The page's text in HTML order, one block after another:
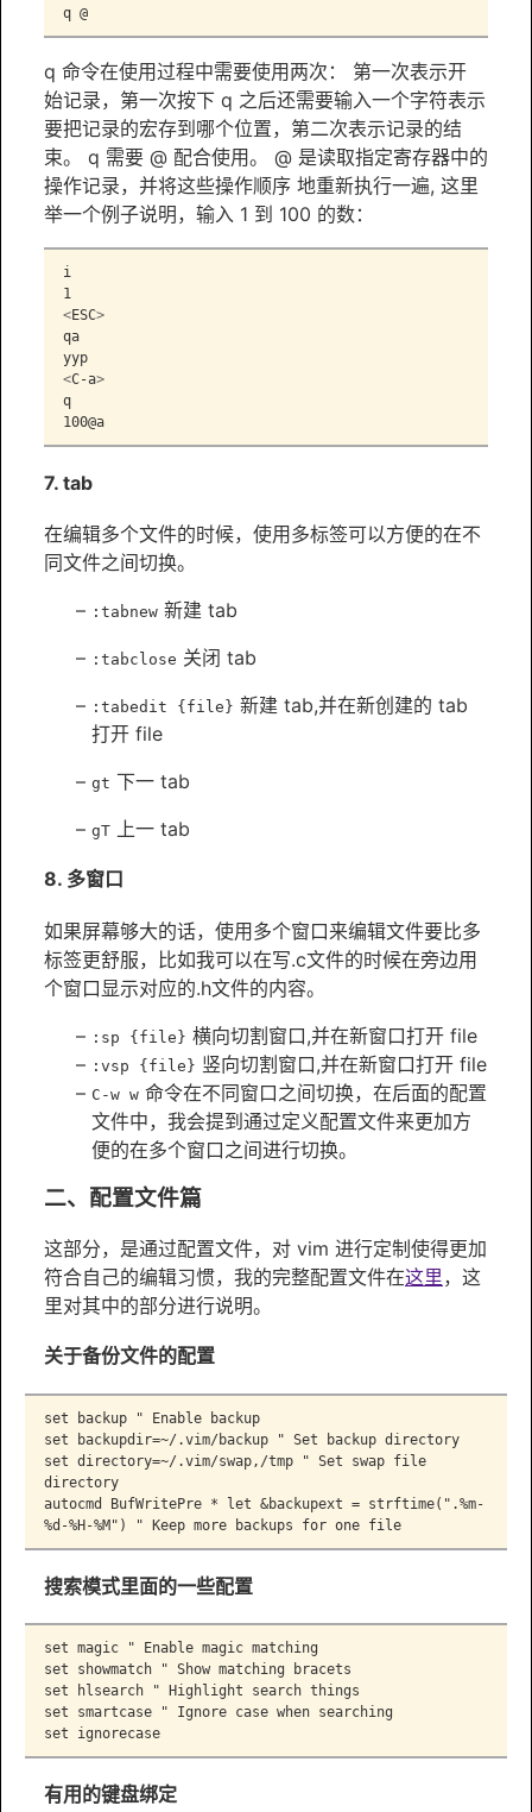
q @
q 命令在使用过程中需要使用两次： 第一次表示开
始记录，第一次按下 q 之后还需要输入一个字符表示
要把记录的宏存到哪个位置，第二次表示记录的结
束。 q 需要 @ 配合使用。 @ 是读取指定寄存器中的
操作记录，并将这些操作顺序 地重新执行一遍, 这里
举一个例子说明，输入 1 到 100 的数：
i
1
<ESC>
qa
yyp
<C-a>
q
100@a
7. tab
在编辑多个文件的时候，使用多标签可以方便的在不
同文件之间切换。
:tabnew 新建 tab
:tabclose 关闭 tab
:tabedit {file} 新建 tab,并在新创建的 tab
打开 file
gt 下一 tab
gT 上一 tab
8. 多窗口
如果屏幕够大的话，使用多个窗口来编辑文件要比多
标签更舒服，比如我可以在写.c文件的时候在旁边用
个窗口显示对应的.h文件的内容。
:sp {file} 横向切割窗口,并在新窗口打开 file
:vsp {file} 竖向切割窗口,并在新窗口打开 file
C-w w 命令在不同窗口之间切换，在后面的配置
文件中，我会提到通过定义配置文件来更加方
便的在多个窗口之间进行切换。
二、配置文件篇
这部分，是通过配置文件，对 vim 进行定制使得更加
符合自己的编辑习惯，我的完整配置文件在这里，这
里对其中的部分进行说明。
关于备份文件的配置
set backup " Enable backup
set backupdir=~/.vim/backup " Set backup directory
set directory=~/.vim/swap,/tmp " Set swap file
directory
autocmd BufWritePre * let &backupext = strftime(".%m-
%d-%H-%M") " Keep more backups for one file
搜索模式里面的一些配置
set magic " Enable magic matching
set showmatch " Show matching bracets
set hlsearch " Highlight search things
set smartcase " Ignore case when searching
set ignorecase
有用的键盘绑定